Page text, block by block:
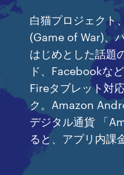
白猫プロジェクト
(Game of War)、
はじめとした話題
ド、Facebookな
Fireタブレット対
ク。Amazon
デジタル通貨 「
ると、アプリ内課